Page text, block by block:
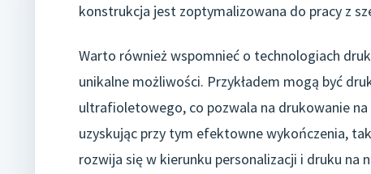
konstrukcja jest zoptymalizowana do pracy z
Warto również wspomnieć o technologiach
unikalne możliwości. Przykładem mogą być
ultrafioletowego, co pozwala na drukowanie
uzyskując przy tym efektowne wykończenia,
rozwija się w kierunku personalizacji i druku